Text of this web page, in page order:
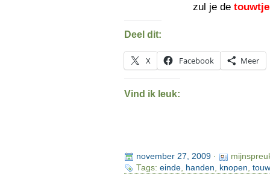
zul je de
Deel dit:
X Facebook Meer
Vind ik leuk:
november 27, 2009·
Tags: einde, handen, knopen, touw